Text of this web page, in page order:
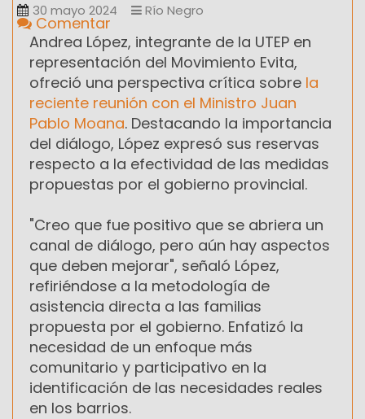
30 mayo 2024 Río Negro
Comentar
Andrea López, integrante de la UTEP en
representación del Movimiento Evita,
ofreció una perspectiva crítica sobre la
reciente reunión con el Ministro Juan
Pablo Moana. Destacando la importancia
del diálogo, López expresó sus reservas
respecto a la efectividad de las medidas
propuestas por el gobierno provincial.
"Creo que fue positivo que se abriera un
canal de diálogo, pero aún hay aspectos
que deben mejorar", señaló López,
refiriéndose a la metodología de
asistencia directa a las familias
propuesta por el gobierno. Enfatizó la
necesidad de un enfoque más
comunitario y participativo en la
identificación de las necesidades reales
en los barrios.